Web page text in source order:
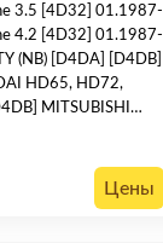
3.5 [4D32] 01.1987-
4.2 [4D32] 01.1987-
(NB) [D4DA] [D4DB]
HD65, HD72,
Цены